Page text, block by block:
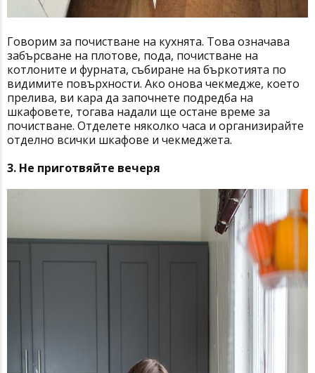
Говорим за почистване на кухнята. Това означава
забърсване на плотове, пода, почистване на
котлоните и фурната, събиране на бъркотията по
видимите повърхности. Ако онова чекмедже, което
прелива, ви кара да започнете подредба на
шкафовете, тогава надали ще остане време за
почистване. Отделете няколко часа и организирайте
отделно всички шкафове и чекмеджета.
3. Не приготвяйте вечеря